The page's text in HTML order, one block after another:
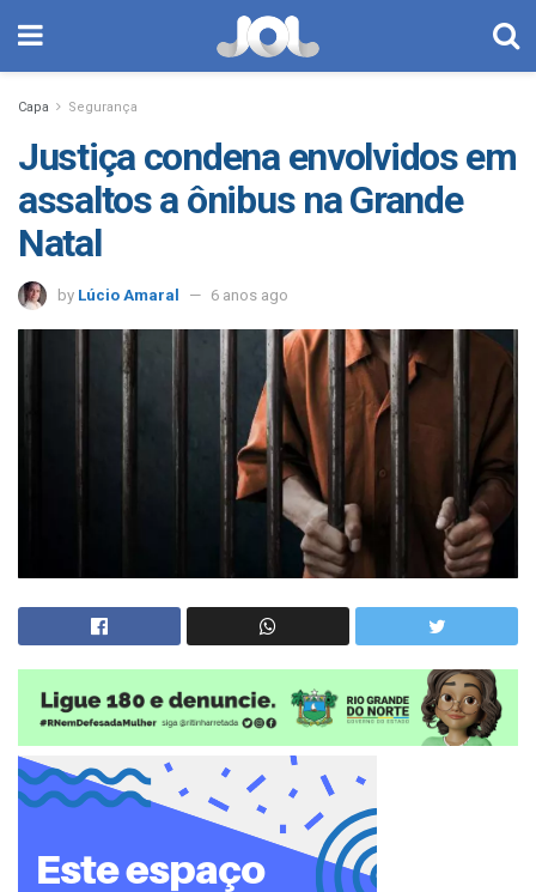
Capa Segurança
Justiça condena envolvidos em
assaltos a ônibus na Grande
Natal
by Lúcio Amaral 6 anos ago